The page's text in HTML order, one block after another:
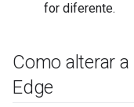
for diferente.
Como alterar
Edge